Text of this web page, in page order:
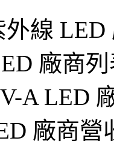
外線
廠商
A LED
廠商